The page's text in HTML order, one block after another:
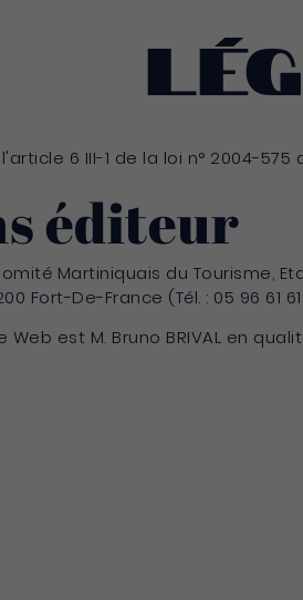
6 III-1 de la loi n° 2004-
éditeur
Martiniquais du Tourisme,
Fort-De-France (Tél. : 05 96 61
est M. Bruno BRIVAL en